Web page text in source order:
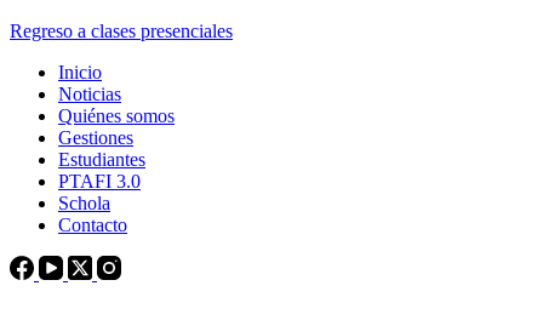
Regreso a clases presenciales
Inicio
Noticias
Quiénes somos
Gestiones
Estudiantes
PTAFI 3.0
Schola
Contacto